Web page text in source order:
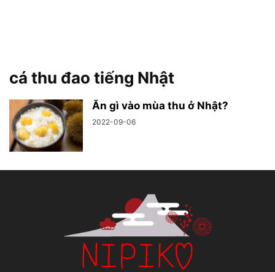
cá thu đao tiếng Nhật
Ăn gì vào mùa thu ở Nhật?
2022-09-06